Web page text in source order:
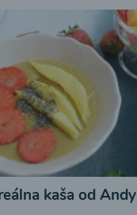
kaša od Andy